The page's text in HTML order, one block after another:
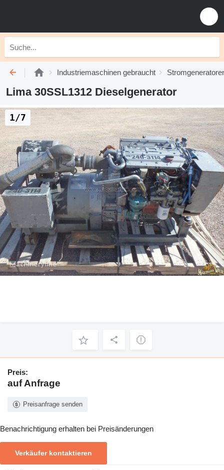
Industriemaschinen gebraucht
Lima 30SSL1312 Dieselgenerator
1/7
Preis:
auf Anfrage
Preisanfrage senden
Benachrichtigung erhalten bei Preisänderungen
Verkäufer kontaktieren